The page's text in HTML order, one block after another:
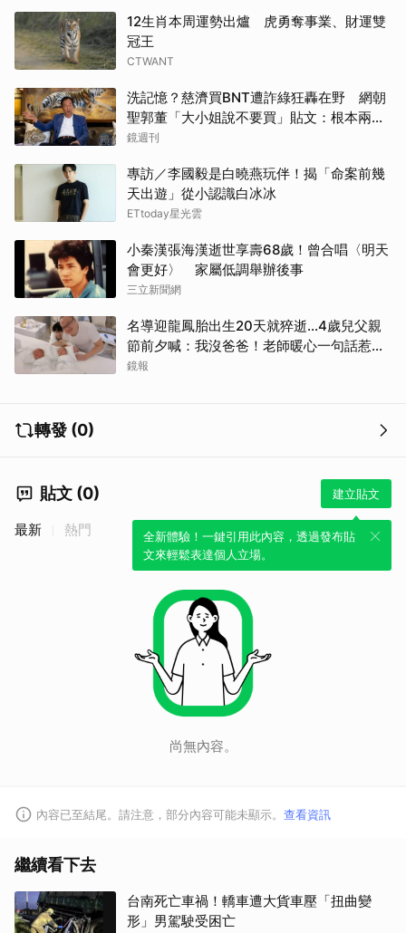
12生肖本周運勢出爐 虎勇奪事業、財運雙
冠王
CTWANT
洗記憶？慈濟買BNT遭詐綠狂轟在野 網朝
聖郭董「大小姐說不要買」貼文：根本兩碼
事
鏡週刊
專訪／李國毅是白曉燕玩伴！揭「命案前幾
天出遊」從小認識白冰冰
ETtoday星光雲
小秦漢張海漢逝世享壽68歲！曾合唱〈明天
會更好〉 家屬低調舉辦後事
三立新聞網
名導迎龍鳳胎出生20天就猝逝...4歲兒父親
節前夕喊：我沒爸爸！老師暖心一句話惹哭
遺孀
鏡報
轉發 (0)
貼文 (0) 建立貼文
全新體驗！一鍵引用此內容，透過發布貼
文來輕鬆表達個人立場。
最新 熱門
尚無內容。
內容已至結尾。請注意，部分內容可能未顯示。 查看資訊
繼續看下去
台南死亡車禍！轎車遭大貨車壓「扭曲變
形」男駕駛受困亡